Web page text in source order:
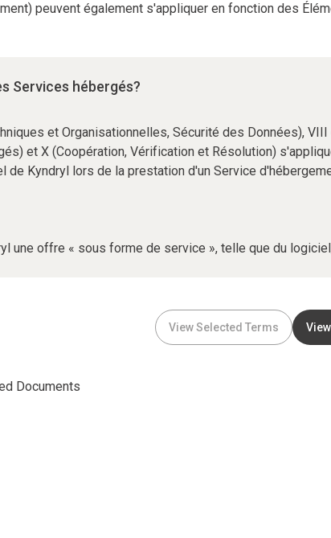
peuvent également s'appliquer en fonction des
Services hébergés?
et Organisationnelles, Sécurité des Données),
et X (Coopération, Vérification et Résolution)
de Kyndryl lors de la prestation d'un Service
une offre « sous forme de service », telle que du
View Selected Terms
Documents